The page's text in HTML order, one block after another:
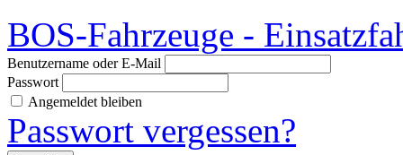
BOS-Fahrzeuge -
Benutzername oder E-Mail
Passwort
Angemeldet bleiben
Passwort vergessen?